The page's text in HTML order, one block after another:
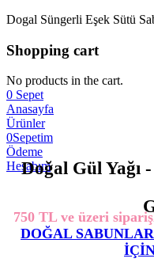
Dogal Süngerli Eşek Sütü
Shopping cart
No products in the cart.
0 Sepet
Anasayfa
Ürünler
0Sepetim
Ödeme
Hesabım
Doğal Gül Yağı
750 TL ve üzeri
DOĞAL